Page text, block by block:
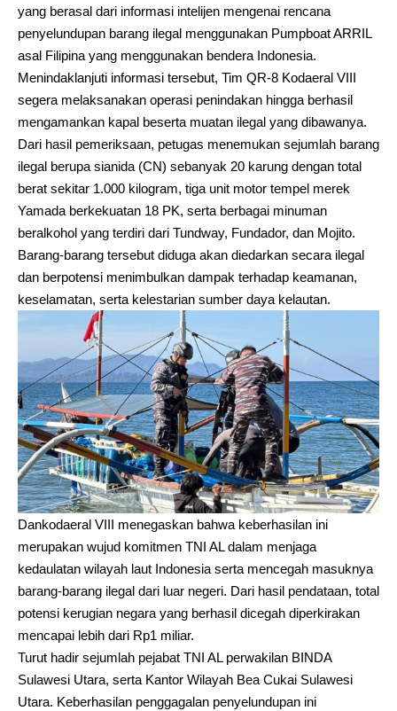
yang berasal dari informasi intelijen mengenai rencana
penyelundupan barang ilegal menggunakan Pumpboat ARRIL
asal Filipina yang menggunakan bendera Indonesia.
Menindaklanjuti informasi tersebut, Tim QR-8 Kodaeral VIII
segera melaksanakan operasi penindakan hingga berhasil
mengamankan kapal beserta muatan ilegal yang dibawanya.
Dari hasil pemeriksaan, petugas menemukan sejumlah barang
ilegal berupa sianida (CN) sebanyak 20 karung dengan total
berat sekitar 1.000 kilogram, tiga unit motor tempel merek
Yamada berkekuatan 18 PK, serta berbagai minuman
beralkohol yang terdiri dari Tundway, Fundador, dan Mojito.
Barang-barang tersebut diduga akan diedarkan secara ilegal
dan berpotensi menimbulkan dampak terhadap keamanan,
keselamatan, serta kelestarian sumber daya kelautan.
Dankodaeral VIII menegaskan bahwa keberhasilan ini
merupakan wujud komitmen TNI AL dalam menjaga
kedaulatan wilayah laut Indonesia serta mencegah masuknya
barang-barang ilegal dari luar negeri. Dari hasil pendataan, total
potensi kerugian negara yang berhasil dicegah diperkirakan
mencapai lebih dari Rp1 miliar.
Turut hadir sejumlah pejabat TNI AL perwakilan BINDA
Sulawesi Utara, serta Kantor Wilayah Bea Cukai Sulawesi
Utara. Keberhasilan penggagalan penyelundupan ini